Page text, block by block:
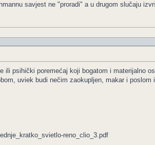
savjest ne "proradi" a u drugom slučaju
psihički poremećaj koji bogatom i materijalno
uviek budi nečim zaokupljen, makar i
reno_clio_3.pdf